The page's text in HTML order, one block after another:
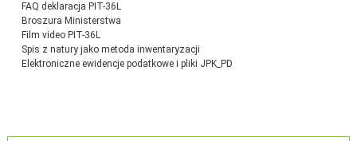
FAQ deklaracja PIT-36L
Broszura Ministerstwa
Film video PIT-36L
Spis z natury jako metoda inwentaryzacji
Elektroniczne ewidencje podatkowe i pliki JPK_PD